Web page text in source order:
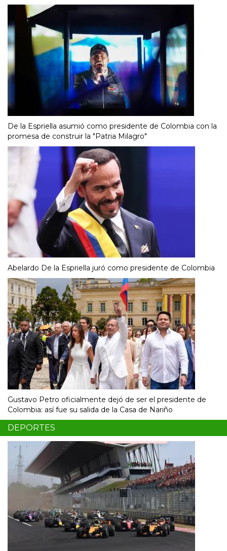
De la Espriella asumió como presidente de Colombia con la
promesa de construir la "Patria Milagro"
Abelardo De la Espriella juró como presidente de Colombia
Gustavo Petro oficialmente dejó de ser el presidente de
Colombia: así fue su salida de la Casa de Nariño
DEPORTES